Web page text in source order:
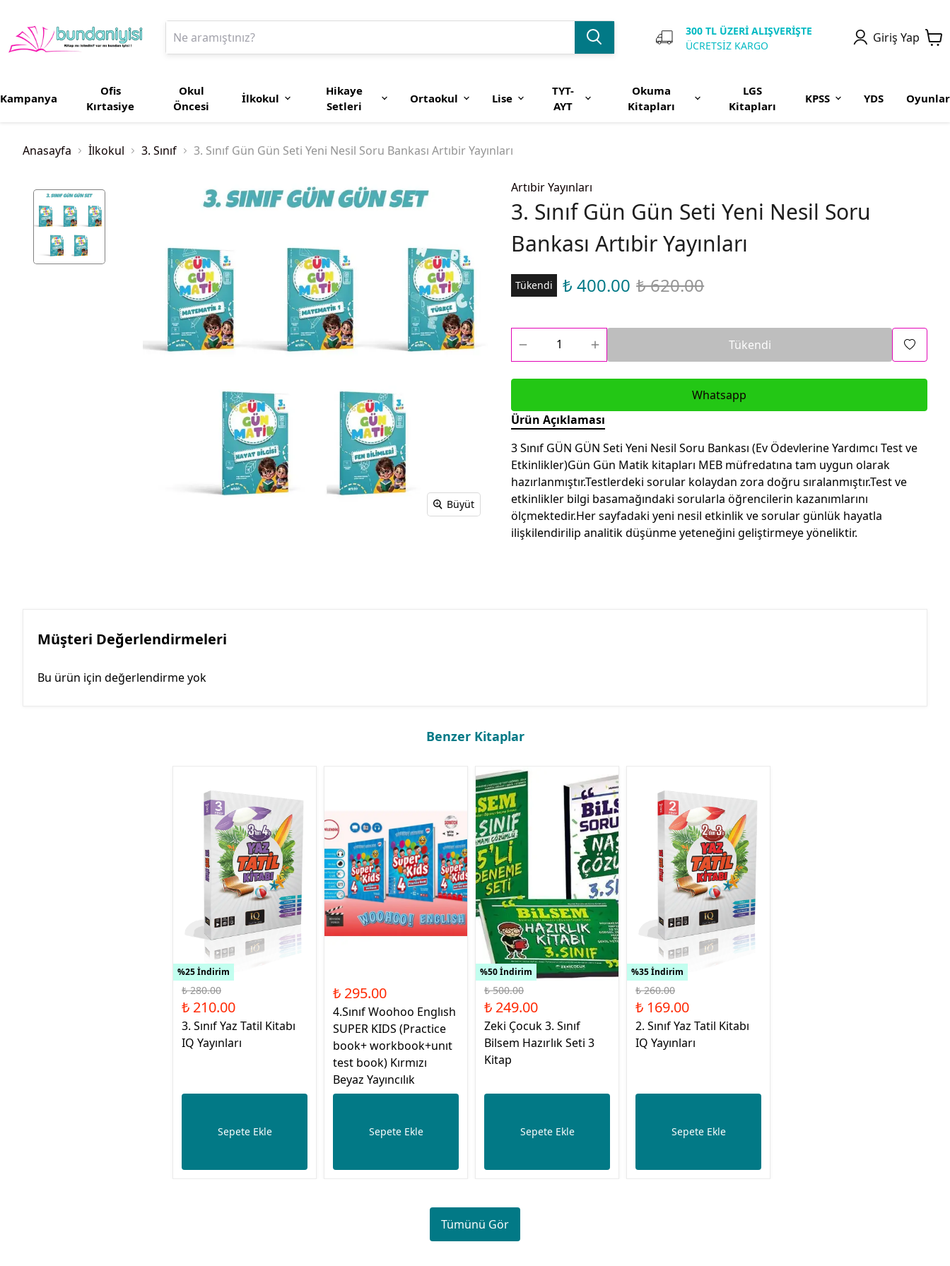
300 TL ÜZERİ ALIŞVERİŞTE
ÜCRETSİZ KARGO
Giriş Yap
Kampanya
Ofis
Kırtasiye
Okul
Öncesi
İlkokul
Hikaye
Setleri
Ortaokul Lise
TYT-
AYT
Okuma
Kitapları
LGS
Kitapları
KPSS YDS Oyunlar
Anasayfa İlkokul 3. Sınıf 3. Sınıf Gün Gün Seti Yeni Nesil Soru Bankası Artıbir Yayınları
Büyüt
Artıbir Yayınları
3. Sınıf Gün Gün Seti Yeni Nesil Soru
Bankası Artıbir Yayınları
Tükendi ₺ 400.00 ₺ 620.00
Tükendi
Whatsapp
Ürün Açıklaması
3 Sınıf GÜN GÜN Seti Yeni Nesil Soru Bankası (Ev Ödevlerine Yardımcı Test ve
Etkinlikler)Gün Gün Matik kitapları MEB müfredatına tam uygun olarak
hazırlanmıştır.Testlerdeki sorular kolaydan zora doğru sıralanmıştır.Test ve
etkinlikler bilgi basamağındaki sorularla öğrencilerin kazanımlarını
ölçmektedir.Her sayfadaki yeni nesil etkinlik ve sorular günlük hayatla
ilişkilendirilip analitik düşünme yeteneğini geliştirmeye yöneliktir.
Müşteri Değerlendirmeleri
Bu ürün için değerlendirme yok
Benzer Kitaplar
%25 İndirim
₺ 280.00
₺ 210.00
3. Sınıf Yaz Tatil Kitabı
IQ Yayınları
Sepete Ekle
₺ 295.00
4.Sınıf Woohoo Englısh
SUPER KIDS (Practice
book+ workbook+unıt
test book) Kırmızı
Beyaz Yayıncılık
Sepete Ekle
%50 İndirim
₺ 500.00
₺ 249.00
Zeki Çocuk 3. Sınıf
Bilsem Hazırlık Seti 3
Kitap
Sepete Ekle
%35 İndirim
₺ 260.00
₺ 169.00
2. Sınıf Yaz Tatil Kitabı
IQ Yayınları
Sepete Ekle
Tümünü Gör